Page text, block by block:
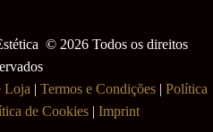
© 2026 Todos os direitos
Loja | Termos e Condições | Política
de Cookies| Imprint